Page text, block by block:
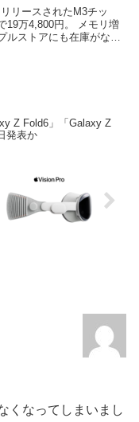
リースされたM3チッ
19万4,800円。 メモリ増
ストアにも在庫がない
Z Fold6」「Galaxy Z
発表か
くなってしまいまし